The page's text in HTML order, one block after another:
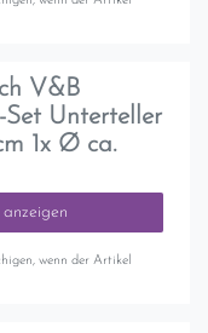
V&B
Unterteller
1x Ø ca.
wenn der Artikel